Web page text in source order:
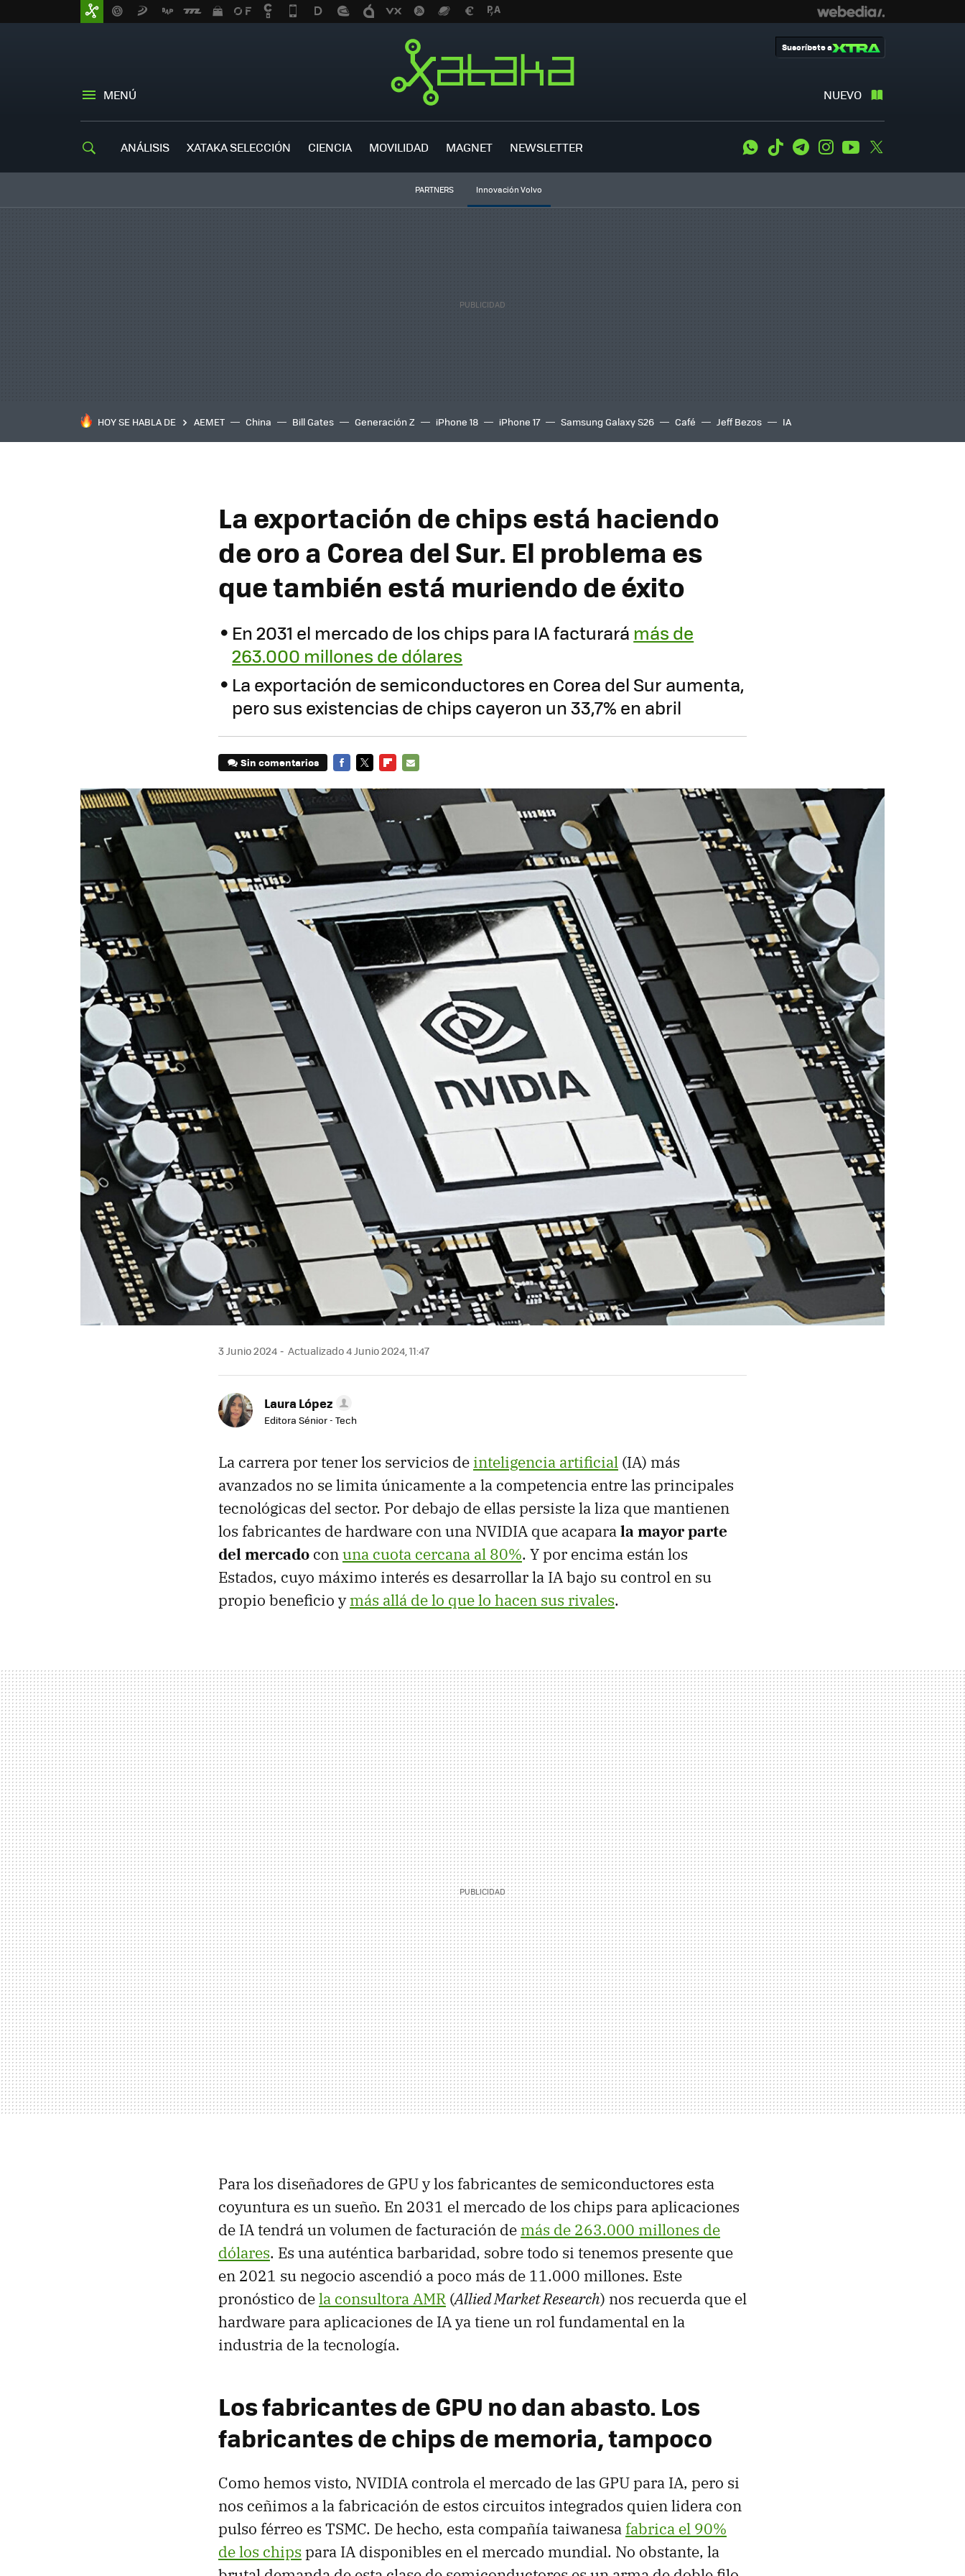
MENÚ NUEVO
Suscríbete a
ANÁLISIS XATAKA SELECCIÓN CIENCIA MOVILIDAD MAGNET NEWSLETTER WhatsApp
Tiktok TelegramInstagramYoutube
PARTNERS Innovación Volvo
HOY SE HABLA DE AEMET China Bill Gates Generación Z iPhone 18 iPhone 17 Samsung Galaxy S26 Café Jeff Bezos IA
La exportación de chips está haciendo
de oro a Corea del Sur. El problema es
que también está muriendo de éxito
En 2031 el mercado de los chips para IA facturará más de
263.000 millones de dólares
La exportación de semiconductores en Corea del Sur aumenta,
pero sus existencias de chips cayeron un 33,7% en abril
Sin comentarios
3 Junio 2024 Actualizado 4 Junio 2024, 11:47
Laura López
Editora Sénior - Tech
La carrera por tener los servicios de inteligencia artificial (IA) más
avanzados no se limita únicamente a la competencia entre las principales
tecnológicas del sector. Por debajo de ellas persiste la liza que mantienen
los fabricantes de hardware con una NVIDIA que acaparala mayor parte
del mercado conuna cuota cercana al 80%. Y por encima están los
Estados, cuyo máximo interés es desarrollar la IA bajo su control en su
propio beneficio ymás allá de lo que lo hacen sus rivales.
Para los diseñadores de GPU y los fabricantes de semiconductores esta
coyuntura es un sueño. En 2031 el mercado de los chips para aplicaciones
de IA tendrá un volumen de facturación de más de 263.000 millones de
dólares. Es una auténtica barbaridad, sobre todo si tenemos presente que
en 2021 su negocio ascendió a poco más de 11.000 millones. Este
pronóstico dela consultora AMR (Allied Market Research) nos recuerda que el
hardware para aplicaciones de IA ya tiene un rol fundamental en la
industria de la tecnología.
Los fabricantes de GPU no dan abasto. Los
fabricantes de chips de memoria, tampoco
Como hemos visto, NVIDIA controla el mercado de las GPU para IA, pero si
nos ceñimos a la fabricación de estos circuitos integrados quien lidera con
pulso férreo es TSMC. De hecho, esta compañía taiwanesa fabrica el 90%
de los chips para IA disponibles en el mercado mundial. No obstante, la